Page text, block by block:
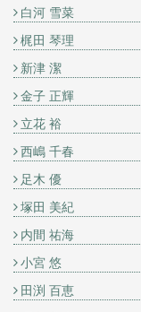
白河 雪菜
梶田 琴理
新津 潔
金子 正輝
立花 裕
西嶋 千春
足木 優
塚田 美紀
内間 祐海
小宮 悠
田渕 百恵